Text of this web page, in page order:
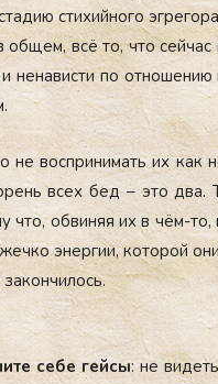
сти­хий­но­го
об­щем, всё то, что
не­навис­ти по
не вос­при­нимать их как
всех бед – это два.
что, об­ви­няя их в чём-
энер­гии, ко­торой
се­бе гей­сы: не